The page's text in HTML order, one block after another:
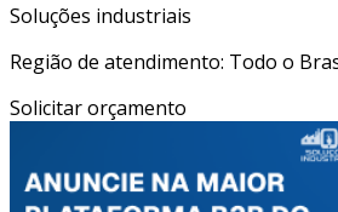
Soluções industriais
Região de atendimento: Todo o
Solicitar orçamento